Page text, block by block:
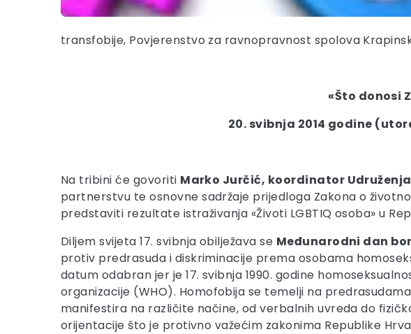
transfobije, Povjerenstvo za ravnopravnost spolova
«Što donosi
20. svibnja 2014 godine
Na tribini će govoriti Marko Jurčić, koordinator
partnerstvu te osnovne sadržaje prijedloga Zakona o
predstaviti rezultate istraživanja «Životi LGBTIQ osoba» u
Diljem svijeta 17. svibnja obilježava se Međunarodni dan
protiv predrasuda i diskriminacije prema osobama
datum odabran jer je 17. svibnja 1990. godine
organizacije (WHO). Homofobija se temelji na
manifestira na različite načine, od verbalnih uvreda do
orijentacije što je protivno važećim zakonima Republike